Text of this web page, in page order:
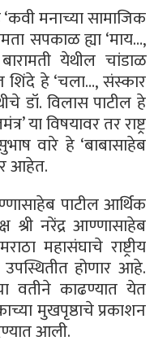
मनाच्या सामाजिक
सपकाळ ह्या ‘माय…,
येथील चांडाळ
शिंदे हे ‘चला…, संस्कार
डॉ. विलास पाटील हे
या विषयावर तर राष्ट्र
वारे हे ‘बाबासाहेब
आहेत.
पाटील आर्थिक
श्री नरेंद्र आण्णासाहेब
महासंघाचे राष्ट्रीय
उपस्थितीत होणार आहे.
वतीने काढण्यात येत
मुखपृष्ठाचे प्रकाशन
आली.